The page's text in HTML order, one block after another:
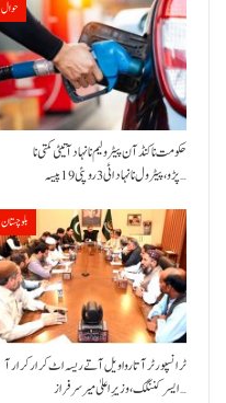
حوال
حکومت نا کنڈ آن پیٹرولیم نا نہاد آتیٹی کمتی نا
پڑو،پیٹرول نا نہاد اٹی 3 روپئی 19 پیسہ…
بلوچستان
ٹرانسپورٹر آتا روا ویل آتے ریسہ اٹ کرار کرار آ
ایسر کننگک ،وزیرِ اعلیٰ میر سرفراز…